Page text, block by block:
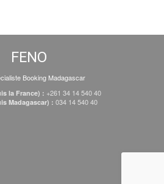
FENO
Booking Madagascar
la France) : +261 34 14 540 40
Madagascar) : 034 14 540 40